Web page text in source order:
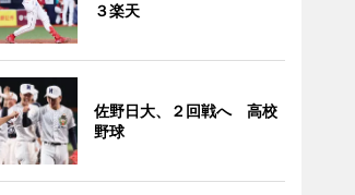
３楽天
佐野日大、２回戦へ 高校
野球